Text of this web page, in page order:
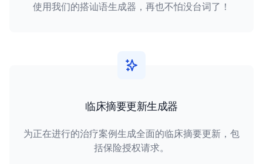
使用我们的搭讪语生成器，再也不怕没台词了！
临床摘要更新生成器
为正在进行的治疗案例生成全面的临床摘要更新，包
括保险授权请求。